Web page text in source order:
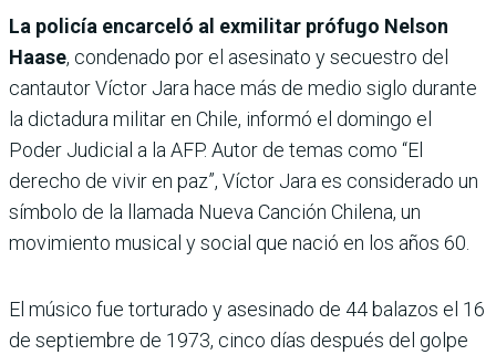
La policía encarceló al exmilitar prófugo Nelson
Haase, condenado por el asesinato y secuestro del
cantautor Víctor Jara hace más de medio siglo durante
la dictadura militar en Chile, informó el domingo el
Poder Judicial a la AFP. Autor de temas como “El
derecho de vivir en paz”, Víctor Jara es considerado un
símbolo de la llamada Nueva Canción Chilena, un
movimiento musical y social que nació en los años 60.
El músico fue torturado y asesinado de 44 balazos el 16
de septiembre de 1973, cinco días después del golpe